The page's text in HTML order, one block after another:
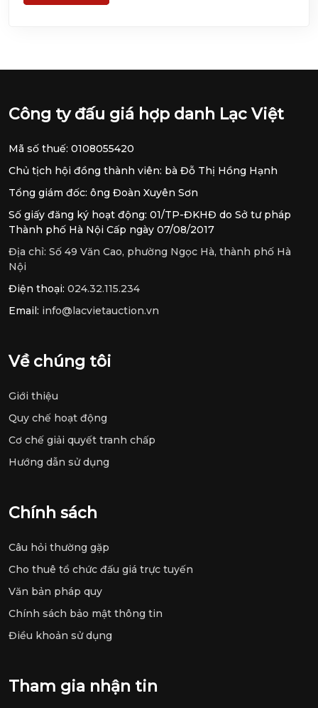
Công ty đấu giá hợp danh Lạc Việt
Mã số thuế: 0108055420
Chủ tịch hội đồng thành viên: bà Đỗ Thị Hồng Hạnh
Tổng giám đốc: ông Đoàn Xuyên Sơn
Số giấy đăng ký hoạt động: 01/TP-ĐKHĐ do Sở tư pháp
Thành phố Hà Nội Cấp ngày 07/08/2017
Địa chỉ: Số 49 Văn Cao, phường Ngọc Hà, thành phố Hà
Nội
Điện thoại: 024.32.115.234
Email: info@lacvietauction.vn
Về chúng tôi
Giới thiệu
Quy chế hoạt động
Cơ chế giải quyết tranh chấp
Hướng dẫn sử dụng
Chính sách
Câu hỏi thường gặp
Cho thuê tổ chức đấu giá trực tuyến
Văn bản pháp quy
Chính sách bảo mật thông tin
Điều khoản sử dụng
Tham gia nhận tin